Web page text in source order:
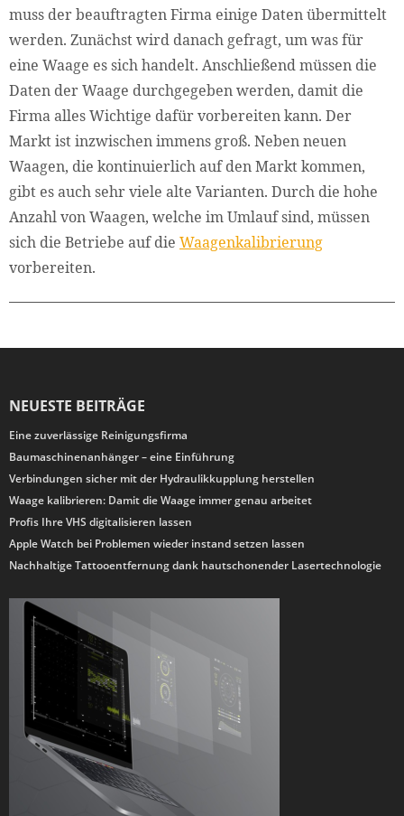
muss der beauftragten Firma einige Daten übermittelt
werden. Zunächst wird danach gefragt, um was für
eine Waage es sich handelt. Anschließend müssen die
Daten der Waage durchgegeben werden, damit die
Firma alles Wichtige dafür vorbereiten kann. Der
Markt ist inzwischen immens groß. Neben neuen
Waagen, die kontinuierlich auf den Markt kommen,
gibt es auch sehr viele alte Varianten. Durch die hohe
Anzahl von Waagen, welche im Umlauf sind, müssen
sich die Betriebe auf die Waagenkalibrierung
vorbereiten.
NEUESTE BEITRÄGE
Eine zuverlässige Reinigungsfirma
Baumaschinenanhänger – eine Einführung
Verbindungen sicher mit der Hydraulikkupplung herstellen
Waage kalibrieren: Damit die Waage immer genau arbeitet
Profis Ihre VHS digitalisieren lassen
Apple Watch bei Problemen wieder instand setzen lassen
Nachhaltige Tattooentfernung dank hautschonender Lasertechnologie